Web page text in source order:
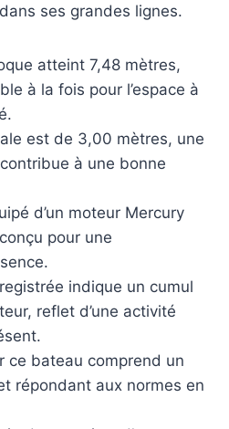
ses grandes lignes.
atteint 7,48 mètres,
à la fois pour l’espace à
est de 3,00 mètres, une
à une bonne
d’un moteur Mercury
pour une
indique un cumul
reflet d’une activité
ce bateau comprend un
répondant aux normes en